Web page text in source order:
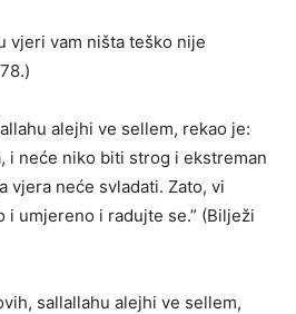
vjeri vam ništa teško nije
alejhi ve sellem, rekao je:
i neće niko biti strog i ekstreman
vjera neće svladati. Zato, vi
i umjereno i radujte se.” (Bilježi
sallallahu alejhi ve sellem,